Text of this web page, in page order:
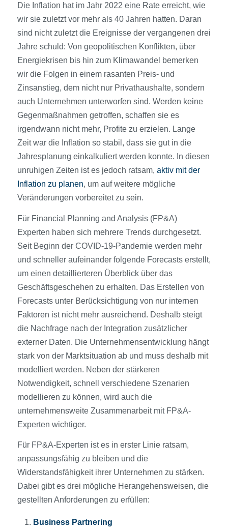
Die Inflation hat im Jahr 2022 eine Rate erreicht, wie
wir sie zuletzt vor mehr als 40 Jahren hatten. Daran
sind nicht zuletzt die Ereignisse der vergangenen drei
Jahre schuld: Von geopolitischen Konflikten, über
Energiekrisen bis hin zum Klimawandel bemerken
wir die Folgen in einem rasanten Preis- und
Zinsanstieg, dem nicht nur Privathaushalte, sondern
auch Unternehmen unterworfen sind. Werden keine
Gegenmaßnahmen getroffen, schaffen sie es
irgendwann nicht mehr, Profite zu erzielen. Lange
Zeit war die Inflation so stabil, dass sie gut in die
Jahresplanung einkalkuliert werden konnte. In diesen
unruhigen Zeiten ist es jedoch ratsam, aktiv mit der
Inflation zu planen, um auf weitere mögliche
Veränderungen vorbereitet zu sein.
Für Financial Planning and Analysis (FP&A)
Experten haben sich mehrere Trends durchgesetzt.
Seit Beginn der COVID-19-Pandemie werden mehr
und schneller aufeinander folgende Forecasts erstellt,
um einen detaillierteren Überblick über das
Geschäftsgeschehen zu erhalten. Das Erstellen von
Forecasts unter Berücksichtigung von nur internen
Faktoren ist nicht mehr ausreichend. Deshalb steigt
die Nachfrage nach der Integration zusätzlicher
externer Daten. Die Unternehmensentwicklung hängt
stark von der Marktsituation ab und muss deshalb mit
modelliert werden. Neben der stärkeren
Notwendigkeit, schnell verschiedene Szenarien
modellieren zu können, wird auch die
unternehmensweite Zusammenarbeit mit FP&A-
Experten wichtiger.
Für FP&A-Experten ist es in erster Linie ratsam,
anpassungsfähig zu bleiben und die
Widerstandsfähigkeit ihrer Unternehmen zu stärken.
Dabei gibt es drei mögliche Herangehensweisen, die
gestellten Anforderungen zu erfüllen:
Business Partnering